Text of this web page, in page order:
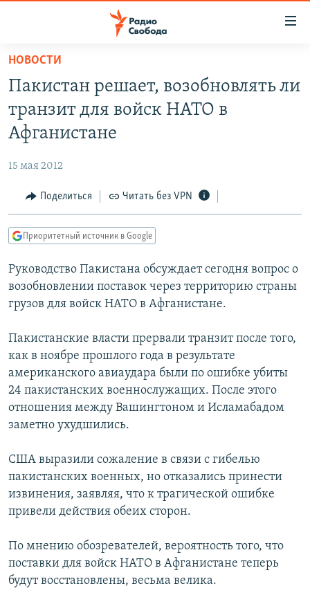
упрощенного
доступа
основному
Вернутся
Вернутся
поиску
АВТОРСКИЕ ПРОЕКТЫ
МНЕНИЯ
КУЛЬТУРА
КАВКАЗ.РЕАЛИИ
СЕВЕР.РЕАЛИИ
СИБИРЬ.РЕАЛИИ
ПОДПИШИТЕСЬ НА РАССЫЛКУ
СОЦИАЛЬНЫЕ СЕТИ
Все сайты РСЕ/РС
НОВОСТИ
Пакистан решает, возобновлять ли
транзит для войск НАТО в
Афганистане
15 мая 2012
Поделиться Читать без VPN
Приоритетный источник в Google
Руководство Пакистана обсуждает сегодня вопрос о
возобновлении поставок через территорию страны
грузов для войск НАТО в Афганистане.
Пакистанские власти прервали транзит после того,
как в ноябре прошлого года в результате
американского авиаудара были по ошибке убиты
24 пакистанских военнослужащих. После этого
отношения между Вашингтоном и Исламабадом
заметно ухудшились.
США выразили сожаление в связи с гибелью
пакистанских военных, но отказались принести
извинения, заявляя, что к трагической ошибке
привели действия обеих сторон.
По мнению обозревателей, вероятность того, что
поставки для войск НАТО в Афганистане теперь
будут восстановлены, весьма велика.